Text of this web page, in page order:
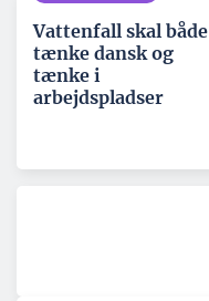
Vattenfall skal både
tænke dansk og
tænke i
arbejdspladser